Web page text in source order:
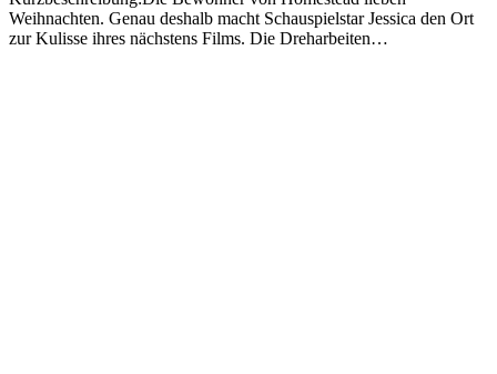
Weihnachten. Genau deshalb macht Schauspielstar Jessica den Ort
zur Kulisse ihres nächstens Films. Die Dreharbeiten…